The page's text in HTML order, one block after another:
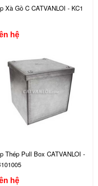
Xà Gồ C CATVANLOI - KC1
hệ
Thép Pull Box CATVANLOI -
hệ